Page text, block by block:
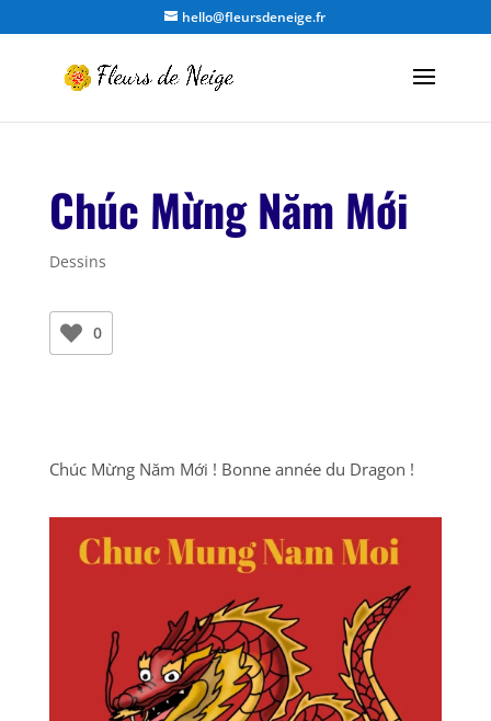
hello@fleursdeneige.fr
Chúc Mừng Năm Mới
Dessins
0
Chúc Mừng Năm Mới ! Bonne année du Dragon !